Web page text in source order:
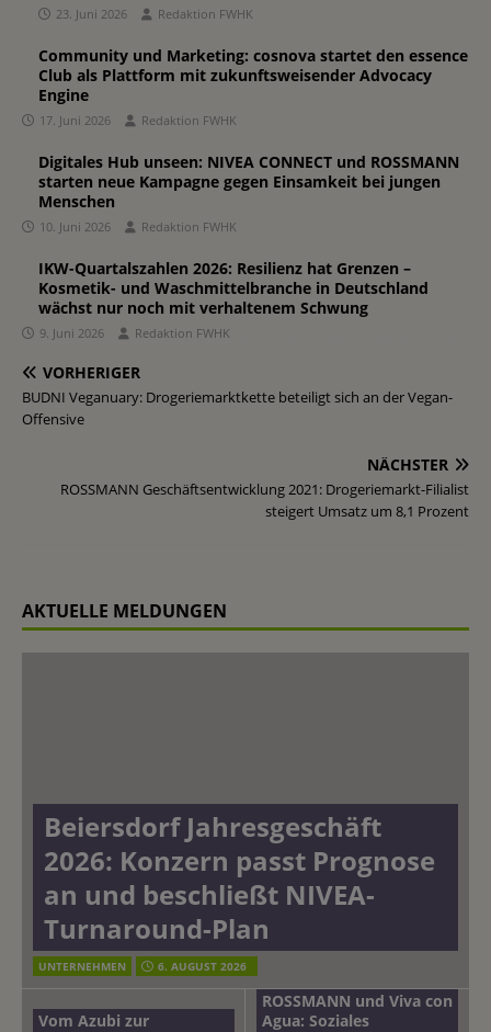
23. Juni 2026 Redaktion FWHK
Community und Marketing: cosnova startet den essence
Club als Plattform mit zukunftsweisender Advocacy
Engine
17. Juni 2026 Redaktion FWHK
Digitales Hub unseen: NIVEA CONNECT und ROSSMANN
starten neue Kampagne gegen Einsamkeit bei jungen
Menschen
10. Juni 2026 Redaktion FWHK
IKW-Quartalszahlen 2026: Resilienz hat Grenzen –
Kosmetik- und Waschmittelbranche in Deutschland
wächst nur noch mit verhaltenem Schwung
9. Juni 2026 Redaktion FWHK
VORHERIGER
BUDNI Veganuary: Drogeriemarktkette beteiligt sich an der Vegan-
Offensive
NÄCHSTER
ROSSMANN Geschäftsentwicklung 2021: Drogeriemarkt-Filialist
steigert Umsatz um 8,1 Prozent
AKTUELLE MELDUNGEN
Beiersdorf Jahresgeschäft
2026: Konzern passt Prognose
an und beschließt NIVEA-
Turnaround-Plan
UNTERNEHMEN 6. AUGUST 2026
Vom Azubi zur
ROSSMANN und Viva con
Agua: Soziales